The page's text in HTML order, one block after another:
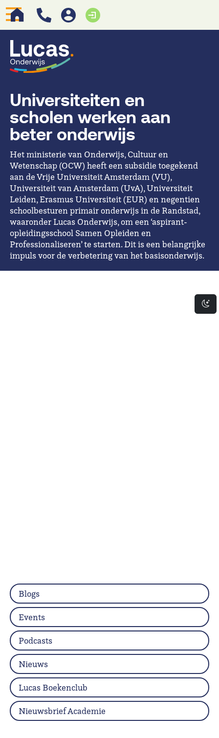
Universiteiten en
scholen werken aan
beter onderwijs
Het ministerie van Onderwijs, Cultuur en
Wetenschap (OCW) heeft een subsidie toegekend
aan de Vrije Universiteit Amsterdam (VU),
Universiteit van Amsterdam (UvA), Universiteit
Leiden, Erasmus Universiteit (EUR) en negentien
schoolbesturen primair onderwijs in de Randstad,
waaronder Lucas Onderwijs, om een ‘aspirant-
opleidingsschool Samen Opleiden en
Professionaliseren’ te starten. Dit is een belangrijke
impuls voor de verbetering van het basisonderwijs.
Blogs
Events
Podcasts
Nieuws
Lucas Boekenclub
Nieuwsbrief Academie